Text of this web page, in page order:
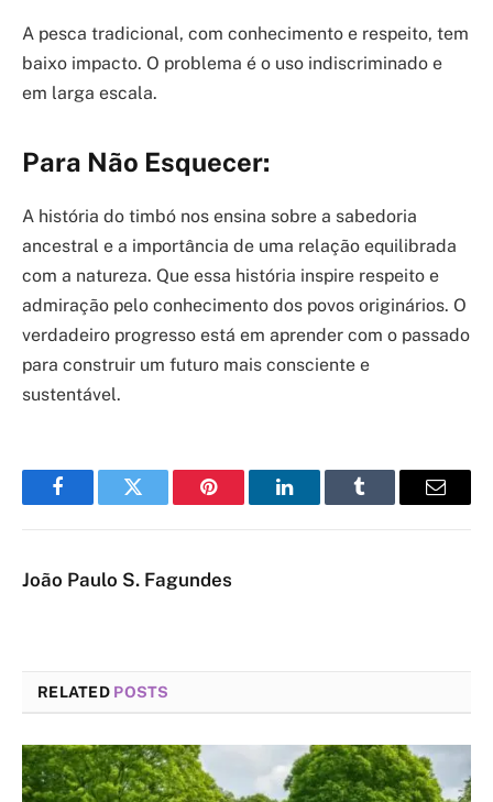
A pesca tradicional, com conhecimento e respeito, tem
baixo impacto. O problema é o uso indiscriminado e
em larga escala.
Para Não Esquecer:
A história do timbó nos ensina sobre a sabedoria
ancestral e a importância de uma relação equilibrada
com a natureza. Que essa história inspire respeito e
admiração pelo conhecimento dos povos originários. O
verdadeiro progresso está em aprender com o passado
para construir um futuro mais consciente e
sustentável.
FacebookTwitter Pinterest LinkedInTumblr Email
João Paulo S. Fagundes
RELATED POSTS